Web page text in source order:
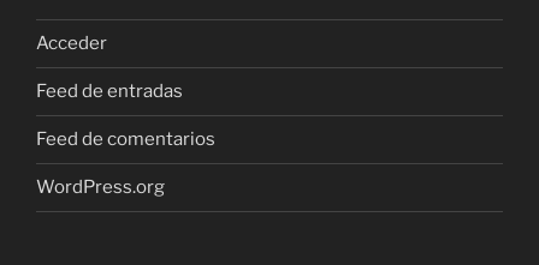
Acceder
Feed de entradas
Feed de comentarios
WordPress.org